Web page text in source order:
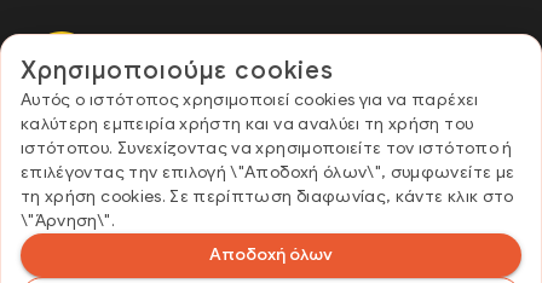
E-Vignette Romania
Χρήσιμοι σύνδεσμοι
Επικοινωνία και συχνές ερωτήσεις
Πολιτική απορρήτου
Όροι και προϋποθέσεις
Περίοδοι επικύρωσης και τύποι οχημάτων
Επαφές
info@globalvignettes.com
Χρησιμοποιούμε cookies
Αυτός ο ιστότοπος χρησιμοποιεί cookies για να παρέχει
καλύτερη εμπειρία χρήστη και να αναλύει τη χρήση του
ιστότοπου. Συνεχίζοντας να χρησιμοποιείτε τον ιστότοπο ή
επιλέγοντας την επιλογή \"Αποδοχή όλων\", συμφωνείτε με
τη χρήση cookies. Σε περίπτωση διαφωνίας, κάντε κλικ στο
\"Άρνηση\".
Αποδοχή όλων